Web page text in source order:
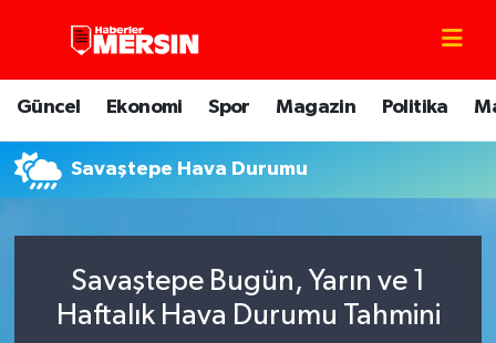
Güncel Ekonomi Spor Magazin Politika
Savaştepe Hava Durumu
Savaştepe Bugün, Yarın ve 1
Haftalık Hava Durumu Tahmini
Mersin Nöbetçi Eczaneler
Mersin Hava Durumu
Mersin Trafik Yoğunluk Haritası
Tüm Manşetler